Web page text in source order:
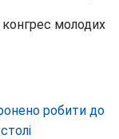
молодих
робити до